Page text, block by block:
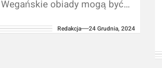
Wegańskie obiady mogą być
pełne smaku i wartości
Redakcja 24 Grudnia, 2024